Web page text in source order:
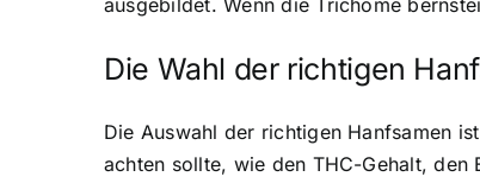
ausgebildet. Wenn die Trichome
Die Wahl der richtigen
Die Auswahl der richtigen Hanfsamen
achten sollte, wie den THC-Gehalt, den